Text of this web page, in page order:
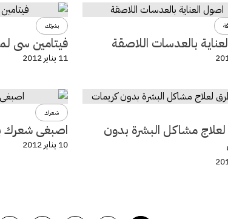
بالعدسات اللاصقة
بشرتك
فيتامين سى
11 يناير 2012
لعلاج مشاكل البشرة بدون
شعرك
اصبغى شعرك
10 يناير 2012